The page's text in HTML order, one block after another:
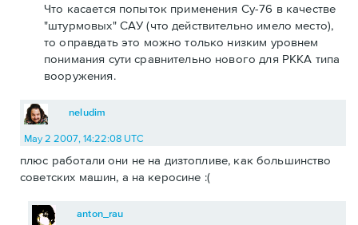
Что касается попыток применения Су-76 в качестве
"штурмовых" САУ (что действительно имело место),
то оправдать это можно только низким уровнем
понимания сути сравнительно нового для РККА типа
вооружения.
neludim
May 2 2007, 14:22:08 UTC
плюс работали они не на дизтопливе, как большинство
советских машин, а на керосине :(
anton_rau